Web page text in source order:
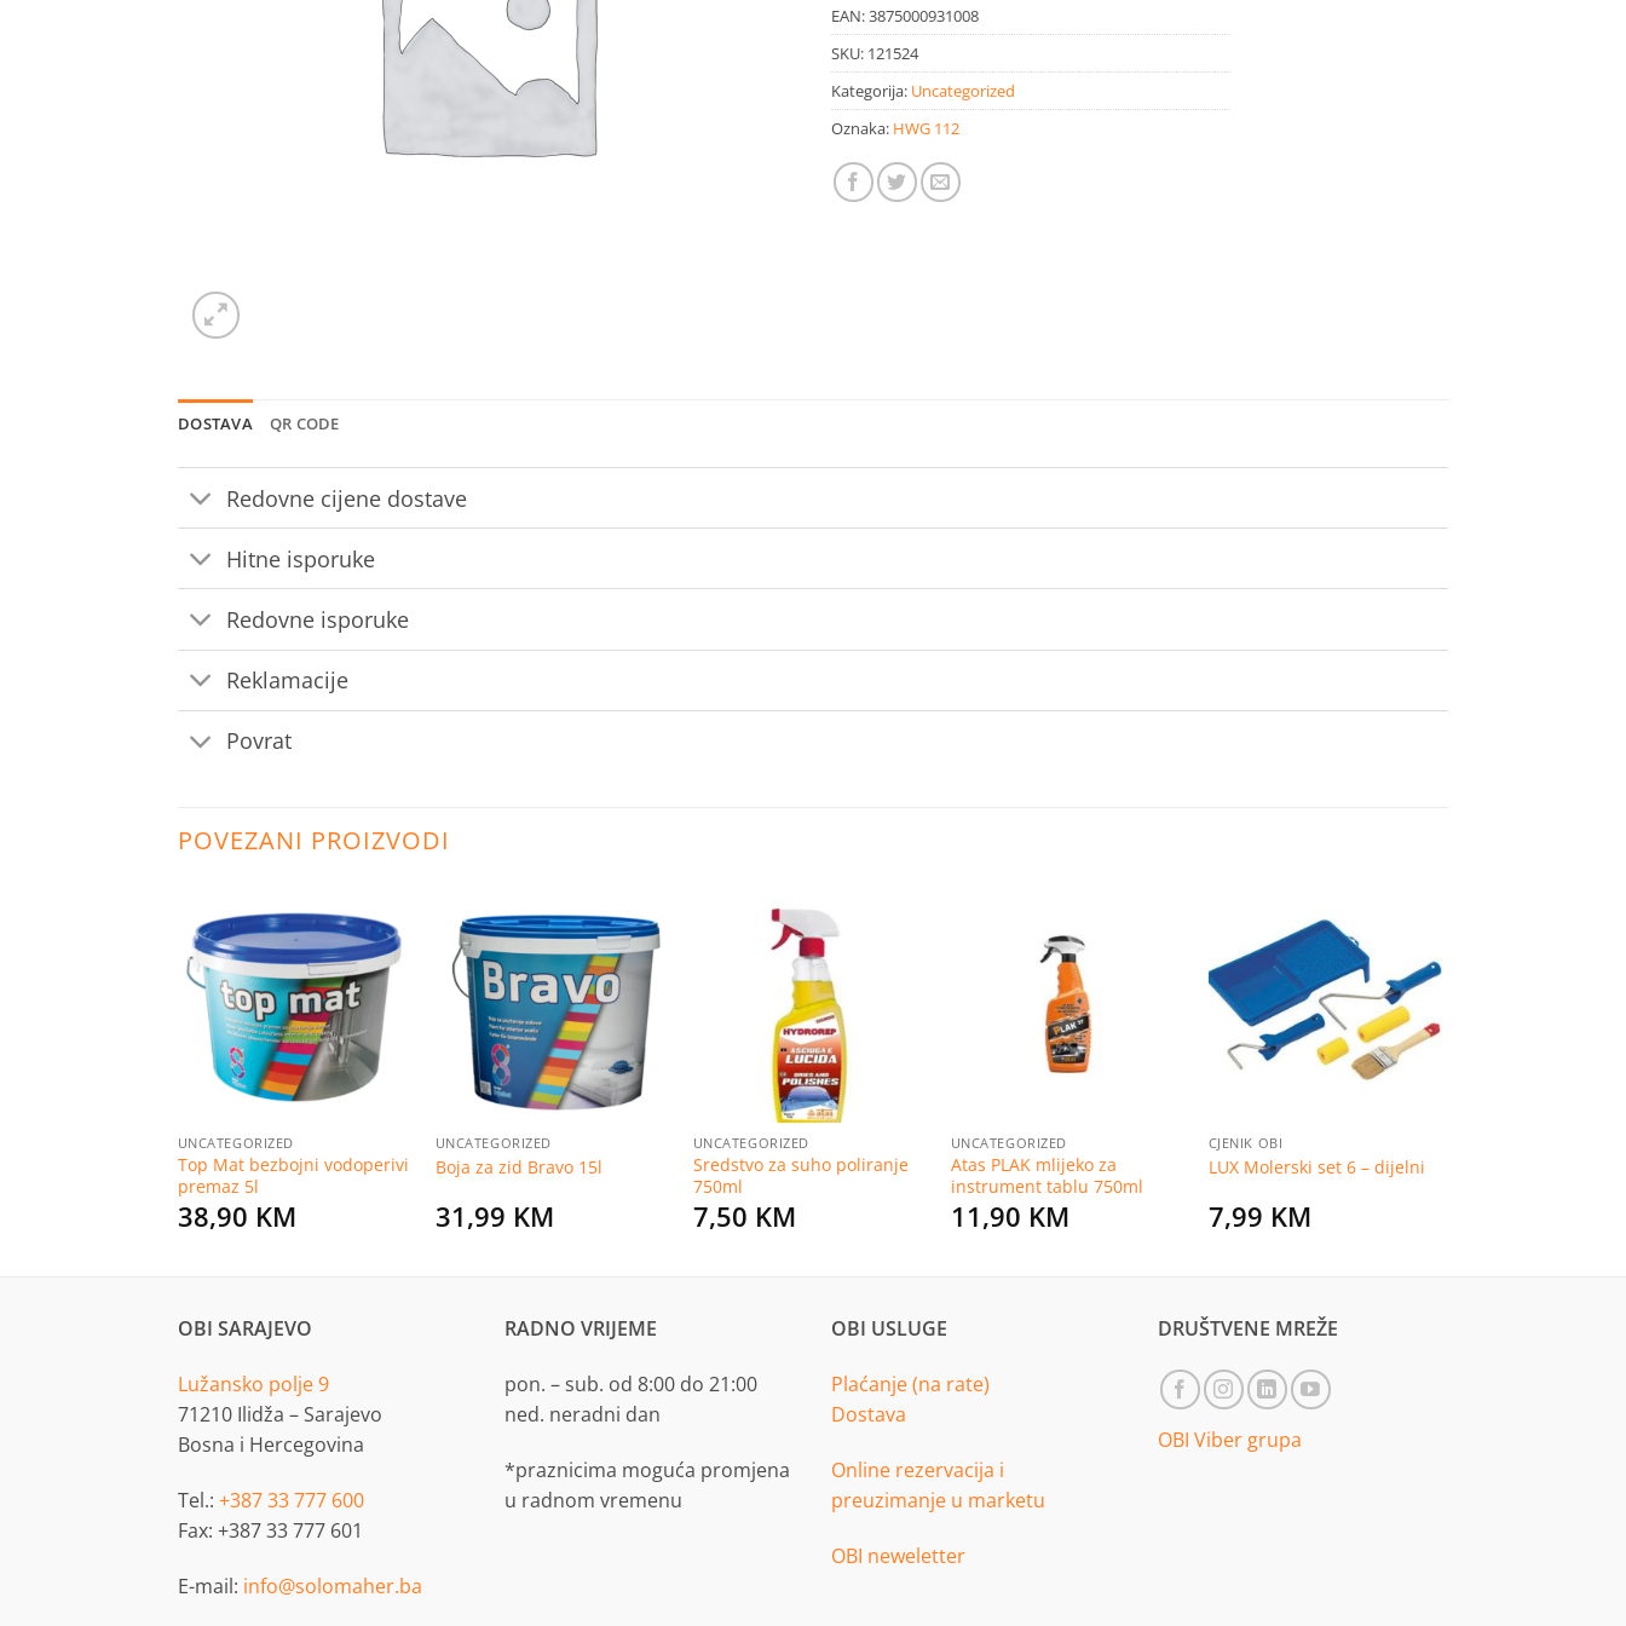
EAN:3875000931008
SKU: 121524
Kategorija: Uncategorized
Oznaka: HWG 112
DOSTAVA QR CODE
Redovne cijene dostave
Hitne isporuke
Redovne isporuke
Reklamacije
Povrat
POVEZANI PROIZVODI
Dodaj
na
listu
želja
UNCATEGORIZED
Top Mat bezbojni vodoperivi
premaz 5l
38,90 KM
Dodaj
listu
želja
UNCATEGORIZED
Boja za zid Bravo 15l
31,99 KM
UNCATEGORIZED
Sredstvo za suho poliranje
750ml
7,50 KM
UNCATEGORIZED
Atas PLAK mlijeko za
instrument tablu 750ml
11,90 KM
na
listu
želja
CJENIK OBI
LUX Molerski set 6 – dijelni
7,99 KM
OBI SARAJEVO
Lužansko polje 9
71210 Ilidža – Sarajevo
Bosna i Hercegovina
Tel.: +387 33 777 600
Fax: +387 33 777 601
E-mail: info@solomaher.ba
RADNO VRIJEME
pon. – sub. od 8:00 do 21:00
ned. neradni dan
*praznicima moguća promjena
u radnom vremenu
OBI USLUGE
Plaćanje (na rate)
Dostava
Online rezervacija i
preuzimanje u marketu
OBI neweletter
DRUŠTVENE MREŽE
OBI Viber grupa